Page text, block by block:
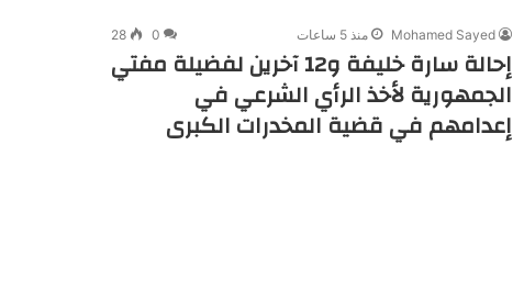
Mohamed Sayed منذ 5 ساعات 0
28
إحالة سارة خليفة و12 آخرين لفضيلة مفتي
الجمهورية لأخذ الرأي الشرعي في
إعدامهم في قضية المخدرات الكبرى